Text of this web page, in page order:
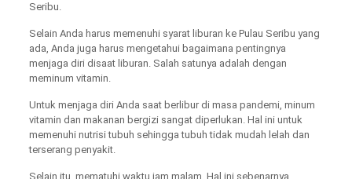
Seribu.
Selain Anda harus memenuhi syarat liburan ke Pulau Seribu yang
ada, Anda juga harus mengetahui bagaimana pentingnya
menjaga diri disaat liburan. Salah satunya adalah dengan
meminum vitamin.
Untuk menjaga diri Anda saat berlibur di masa pandemi, minum
vitamin dan makanan bergizi sangat diperlukan. Hal ini untuk
memenuhi nutrisi tubuh sehingga tubuh tidak mudah lelah dan
terserang penyakit.
Selain itu, mematuhi waktu jam malam. Hal ini sebenarnya